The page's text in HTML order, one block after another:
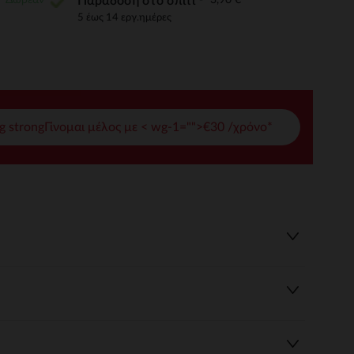
σας 5 έως 14 εργ.ημέρες
strongΓίνομαι μέλος με < wg-1="">€30 /χρόνο*